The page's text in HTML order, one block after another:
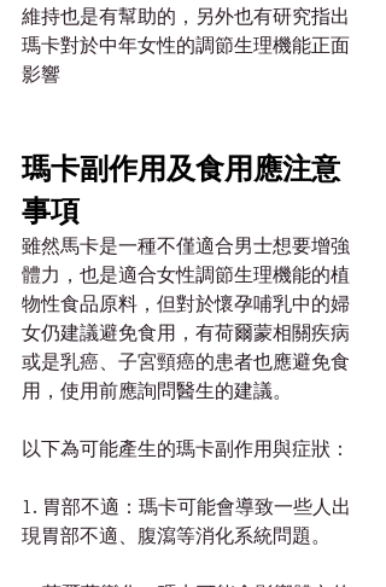
維持也是有幫助的，另外也有研究指出
瑪卡對於中年女性的調節生理機能正面
影響
瑪卡副作用及食用應注意
事項
雖然馬卡是一種不僅適合男士想要增強
體力，也是適合女性調節生理機能的植
物性食品原料，但對於懷孕哺乳中的婦
女仍建議避免食用，有荷爾蒙相關疾病
或是乳癌、子宮頸癌的患者也應避免食
用，使用前應詢問醫生的建議。
以下為可能產生的瑪卡副作用與症狀：
1. 胃部不適：瑪卡可能會導致一些人出
現胃部不適、腹瀉等消化系統問題。